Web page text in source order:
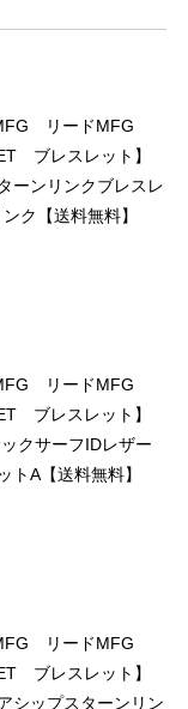
MFG リードMFG
ブレスレット】
ーンリンクブレスレ
ク【送料無料】
MFG リードMFG
ブレスレット】
クサーフIDレザー
トA【送料無料】
MFG リードMFG
ブレスレット】
シップスターンリン